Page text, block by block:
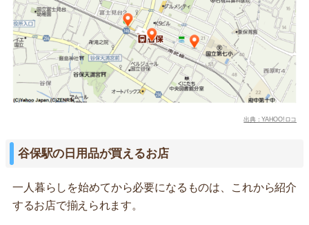
出典：YAHOO!ロコ
谷保駅の日用品が買えるお店
一人暮らしを始めてから必要になるものは、これから紹介
するお店で揃えられます。